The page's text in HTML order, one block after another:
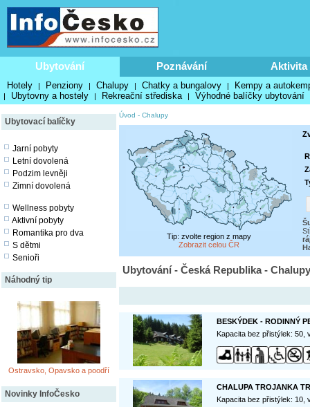
Ubytování Poznávání Aktivita
Hotely | Penziony | Chalupy | Chatky a bungalovy | Kempy a
| Ubytovny a hostely | Rekreační střediska | Výhodné balíčky ubytování
Ubytovací balíčky
Jarní pobyty
Letní dovolená
Podzim levněji
Zimní dovolená
Wellness pobyty
Aktivní pobyty
Romantika pro dva
S dětmi
Senioři
Náhodný tip
Ostravsko, Opavsko a poodří
Novinky InfoČesko
Úvod - Chalupy
Tip: zvolte region z mapy
Zobrazit celou ČR
Ubytování - Česká Republika - Chalupy
BESKÝDEK - RODINNÝ
Kapacita bez přistýlek: 50,
CHALUPA TROJANKA
Kapacita bez přistýlek: 10,